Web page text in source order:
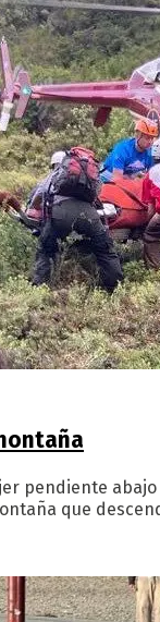
pendiente
que